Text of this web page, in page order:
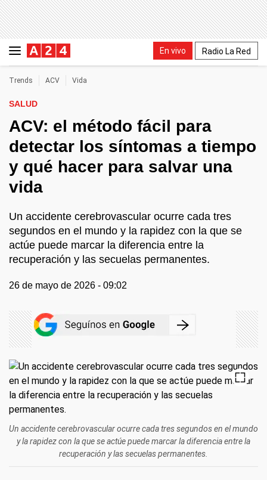
En vivo Radio La Red
Trends ACV Vida
SALUD
ACV: el método fácil para
detectar los síntomas a tiempo
y qué hacer para salvar una
vida
Un accidente cerebrovascular ocurre cada tres
segundos en el mundo y la rapidez con la que se
actúe puede marcar la diferencia entre la
recuperación y las secuelas permanentes.
26 de mayo de 2026 - 09:02
Un accidente cerebrovascular ocurre cada tres segundos en el mundo
y la rapidez con la que se actúe puede marcar la diferencia entre la
recuperación y las secuelas permanentes.